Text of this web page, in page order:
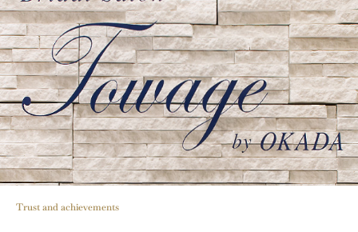
Trust and achievements